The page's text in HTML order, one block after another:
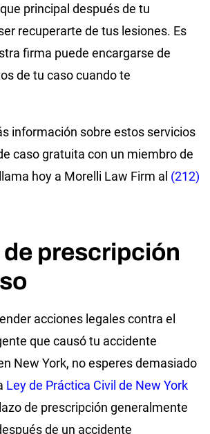
principal después de tu
recuperarte de tus lesiones. Es
firma puede encargarse de
de tu caso cuando te
información sobre estos servicios
caso gratuita con un miembro de
hoy a Morelli Law Firm al (212)
de prescripción
acciones legales contra el
que causó tu accidente
New York, no esperes demasiado
Ley de Práctica Civil de New York
de prescripción generalmente
de un accidente